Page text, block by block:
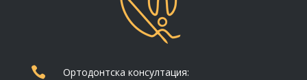

Ортодонтска консултация: